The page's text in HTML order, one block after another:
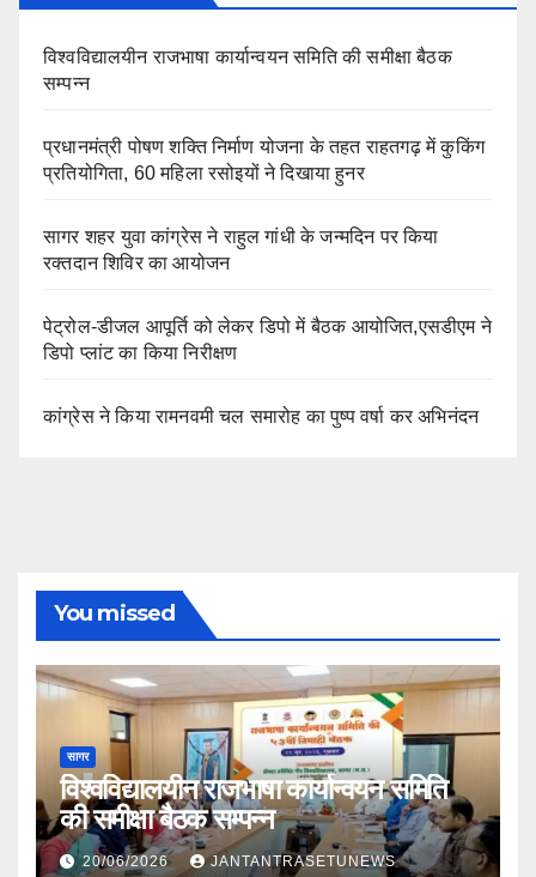
विश्वविद्यालयीन राजभाषा कार्यान्वयन समिति की समीक्षा बैठक
सम्पन्न
प्रधानमंत्री पोषण शक्ति निर्माण योजना के तहत राहतगढ़ में कुकिंग
प्रतियोगिता, 60 महिला रसोइयों ने दिखाया हुनर
सागर शहर युवा कांग्रेस ने राहुल गांधी के जन्मदिन पर किया
रक्तदान शिविर का आयोजन
पेट्रोल-डीजल आपूर्ति को लेकर डिपो में बैठक आयोजित,एसडीएम ने
डिपो प्लांट का किया निरीक्षण
कांग्रेस ने किया रामनवमी चल समारोह का पुष्प वर्षा कर अभिनंदन
You missed
सागर
विश्वविद्यालयीन राजभाषा कार्यान्वयन समिति
की समीक्षा बैठक सम्पन्न
20/06/2026 JANTANTRASETUNEWS